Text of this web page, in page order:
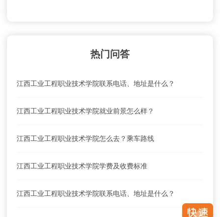
热门问答
江西工业工程职业技术学院联系电话、地址是什么？
江西工业工程职业技术学院就业前景怎么样？
江西工业工程职业技术学院怎么去？乘车路线
江西工业工程职业技术学院学费及收费标准
江西工业工程职业技术学院联系电话、地址是什么？